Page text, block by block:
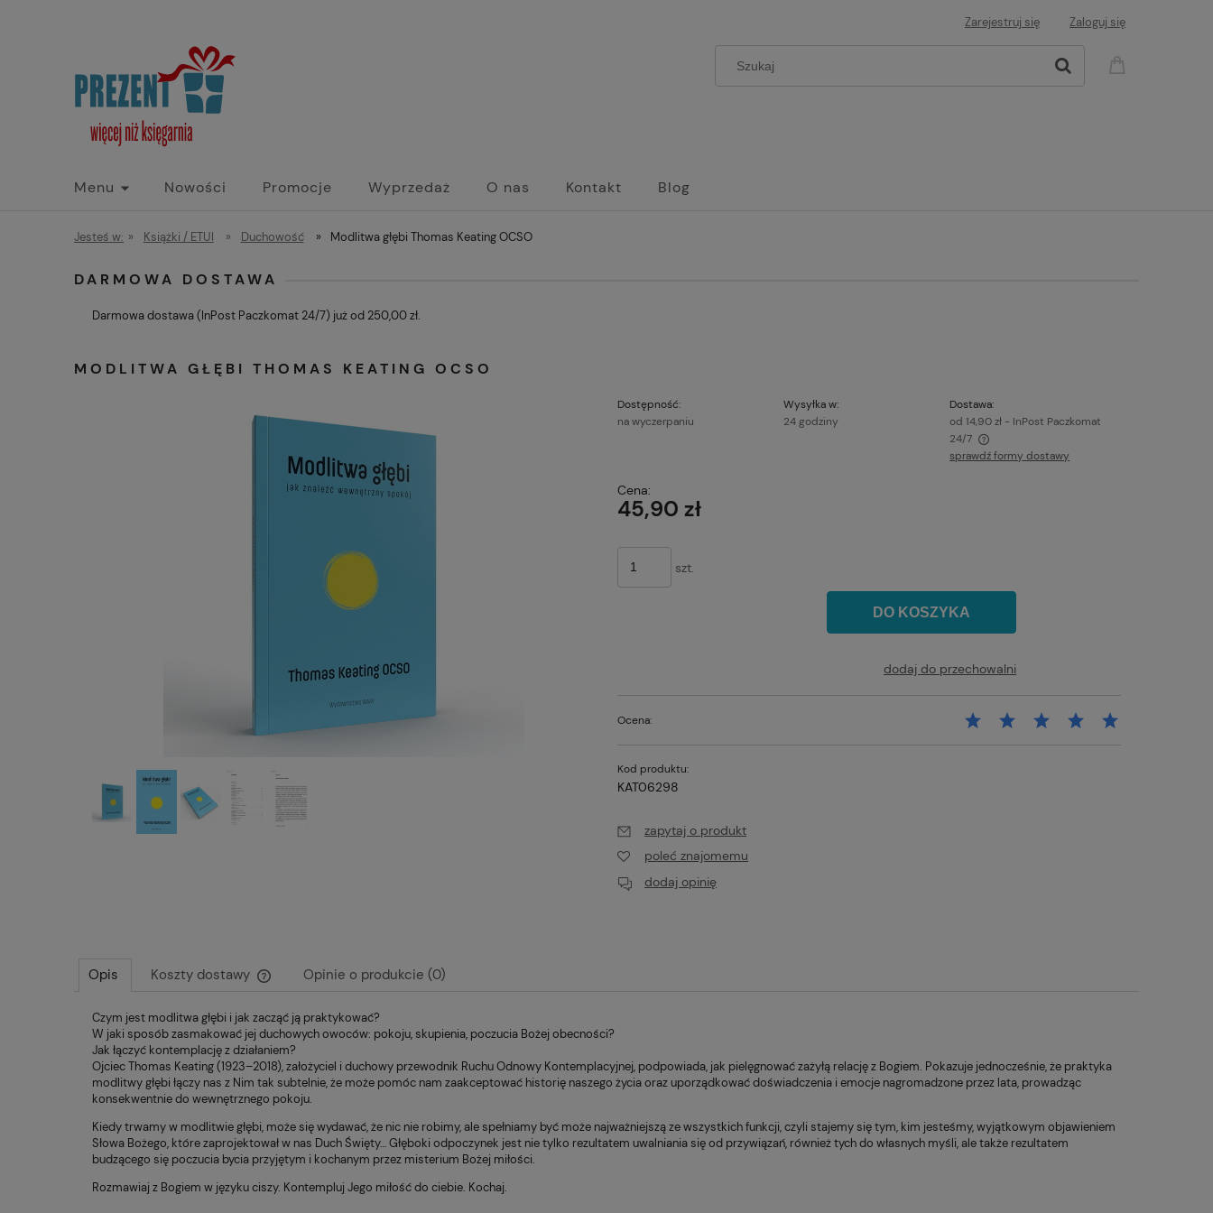
Zarejestruj się Zaloguj się
Menu Nowości Promocje Wyprzedaż O nas Kontakt Blog
Jesteś w: » Książki / ETUI » Duchowość » Modlitwa głębi Thomas Keating OCSO
DARMOWA DOSTAWA
Darmowa dostawa (InPost Paczkomat 24/7) już od 250,00 zł.
MODLITWA GŁĘBI THOMAS KEATING OCSO
Dostępność:
na wyczerpaniu
Wysyłka w:
24 godziny
Dostawa:
od 14,90 zł - InPost Paczkomat
24/7
sprawdź formy dostawy
Cena:
45,90 zł
szt.
DO KOSZYKA
dodaj do przechowalni
Ocena:
Kod produktu:
KAT06298
zapytaj o produkt
poleć znajomemu
dodaj opinię
Opis Koszty dostawy
Cena nie zawiera ewentualnych kosztów
płatności
Opinie o produkcie (0)
Czym jest modlitwa głębi i jak zacząć ją praktykować?
W jaki sposób zasmakować jej duchowych owoców: pokoju, skupienia, poczucia Bożej obecności?
Jak łączyć kontemplację z działaniem?
Ojciec Thomas Keating (1923–2018), założyciel i duchowy przewodnik Ruchu Odnowy Kontemplacyjnej, podpowiada, jak pielęgnować zażyłą relację z Bogiem. Pokazuje jednocześnie, że praktyka
modlitwy głębi łączy nas z Nim tak subtelnie, że może pomóc nam zaakceptować historię naszego życia oraz uporządkować doświadczenia i emocje nagromadzone przez lata, prowadząc
konsekwentnie do wewnętrznego pokoju.
Kiedy trwamy w modlitwie głębi, może się wydawać, że nic nie robimy, ale spełniamy być może najważniejszą ze wszystkich funkcji, czyli stajemy się tym, kim jesteśmy, wyjątkowym objawieniem
Słowa Bożego, które zaprojektował w nas Duch Święty… Głęboki odpoczynek jest nie tylko rezultatem uwalniania się od przywiązań, również tych do własnych myśli, ale także rezultatem
budzącego się poczucia bycia przyjętym i kochanym przez misterium Bożej miłości.
Rozmawiaj z Bogiem w języku ciszy. Kontempluj Jego miłość do ciebie. Kochaj.